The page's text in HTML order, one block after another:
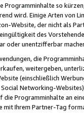
Programminhalte so
wird. Einige Arten von
Website, der nicht als
des
oder unentzifferbar
die
weitergeben,
(einschließlich
Networking-
die Programminhalte an
mit Ihrem Partner-Tag